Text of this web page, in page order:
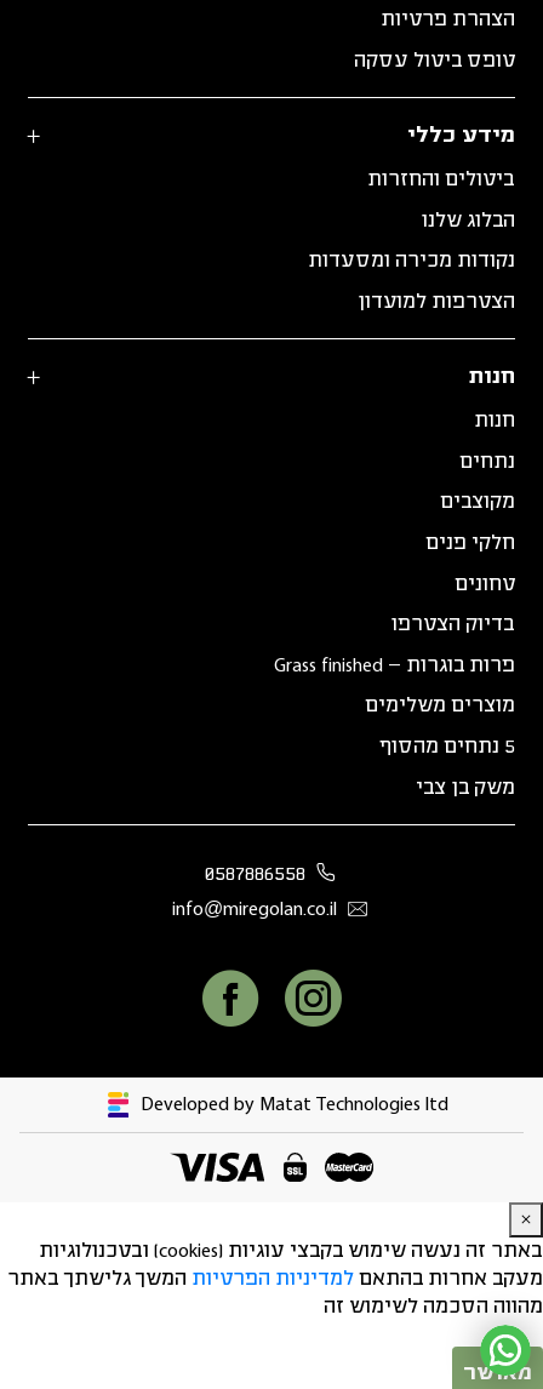
הצהרת פרטיות
טופס ביטול עסקה
מידע כללי
ביטולים והחזרות
הבלוג שלנו
נקודות מכירה ומסעדות
הצטרפות למועדון
חנות
חנות
נתחים
מקוצבים
חלקי פנים
טחונים
בדיוק הצטרפו
פרות בוגרות – Grass finished
מוצרים משלימים
5 נתחים מהסוף
משק בן צבי
0587886558
info@miregolan.co.il
Developed by Matat Technologies ltd
באתר זה נעשה שימוש בקבצי עוגיות (cookies) ובטכנולוגיות
מעקב אחרות בהתאם למדיניות הפרטיות המשך גלישתך באתר
מהווה הסכמה לשימוש זה
מאושר